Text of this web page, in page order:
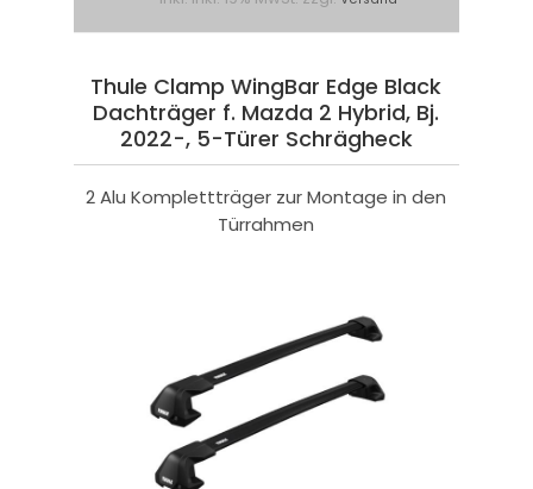
Thule Clamp WingBar Edge Black
Dachträger f. Mazda 2 Hybrid, Bj.
2022-, 5-Türer Schrägheck
2 Alu Komplettträger zur Montage in den
Türrahmen